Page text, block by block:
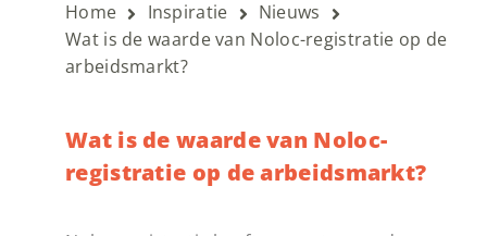
Home Inspiratie
Nieuws
Wat is de waarde van Noloc-registratie op de
arbeidsmarkt?
Wat is de waarde van Noloc-
registratie op de arbeidsmarkt?